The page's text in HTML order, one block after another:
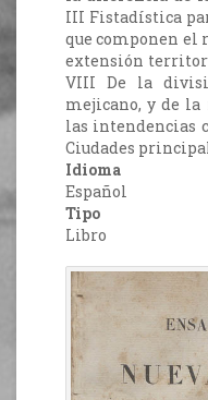
III Fistadística
que componen el
extensión
VIII De la
mejicano, y de
las intendencias
Ciudades
Idioma
Español
Tipo
Libro